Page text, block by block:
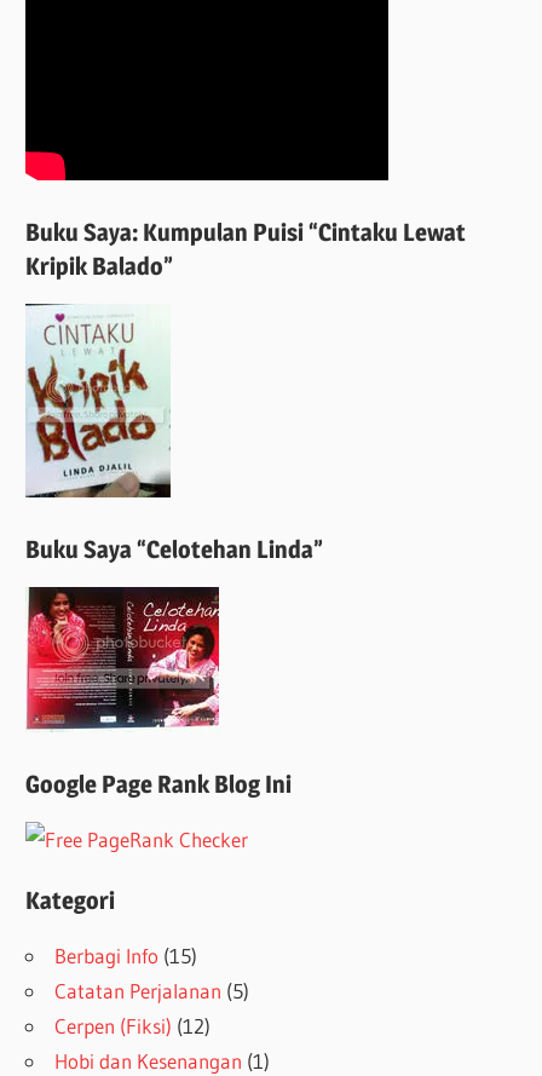
Buku Saya: Kumpulan Puisi “Cintaku Lewat
Kripik Balado”
Buku Saya “Celotehan Linda”
Google Page Rank Blog Ini
Kategori
Berbagi Info (15)
Catatan Perjalanan (5)
Cerpen (Fiksi) (12)
Hobi dan Kesenangan (1)